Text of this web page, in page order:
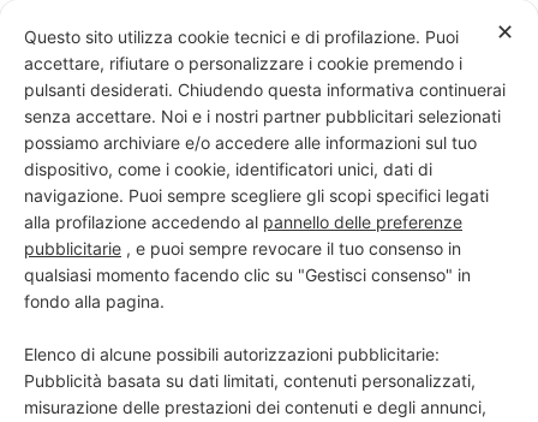
content
PROGETTO NERO SU BIANCO
Scuola di scrittura e creatività
✕
Questo sito utilizza cookie tecnici e di profilazione. Puoi
accettare, rifiutare o personalizzare i cookie premendo i
pulsanti desiderati. Chiudendo questa informativa continuerai
senza accettare. Noi e i nostri partner pubblicitari selezionati
possiamo archiviare e/o accedere alle informazioni sul tuo
dispositivo, come i cookie, identificatori unici, dati di
navigazione. Puoi sempre scegliere gli scopi specifici legati
alla profilazione accedendo al pannello delle preferenze
pubblicitarie , e puoi sempre revocare il tuo consenso in
qualsiasi momento facendo clic su "Gestisci consenso" in
fondo alla pagina.
Elenco di alcune possibili autorizzazioni pubblicitarie:
Pubblicità basata su dati limitati, contenuti personalizzati,
misurazione delle prestazioni dei contenuti e degli annunci,